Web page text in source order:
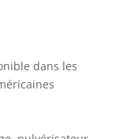
dans les